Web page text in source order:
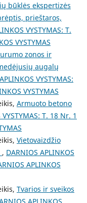
būklės ekspertizės
prieštaros,
VYSTYMAS: T.
VYSTYMAS
zonos ir
augalų
VYSTYMAS:
VYSTYMAS
Armuoto betono
T. 18 Nr. 1
Vietovaizdžio
, DARNIOS APLINKOS
APLINKOS
Tvarios ir sveikos